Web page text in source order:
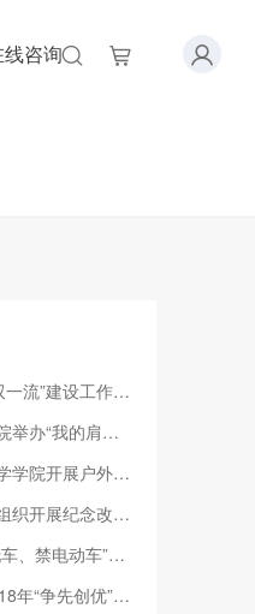
线咨询
设工作调研座谈会
多重的担子”硬笔书法
外趣味“三联系”活动
革开放40周年征文比赛
车”专项工作会议
优”班级风采展示大赛